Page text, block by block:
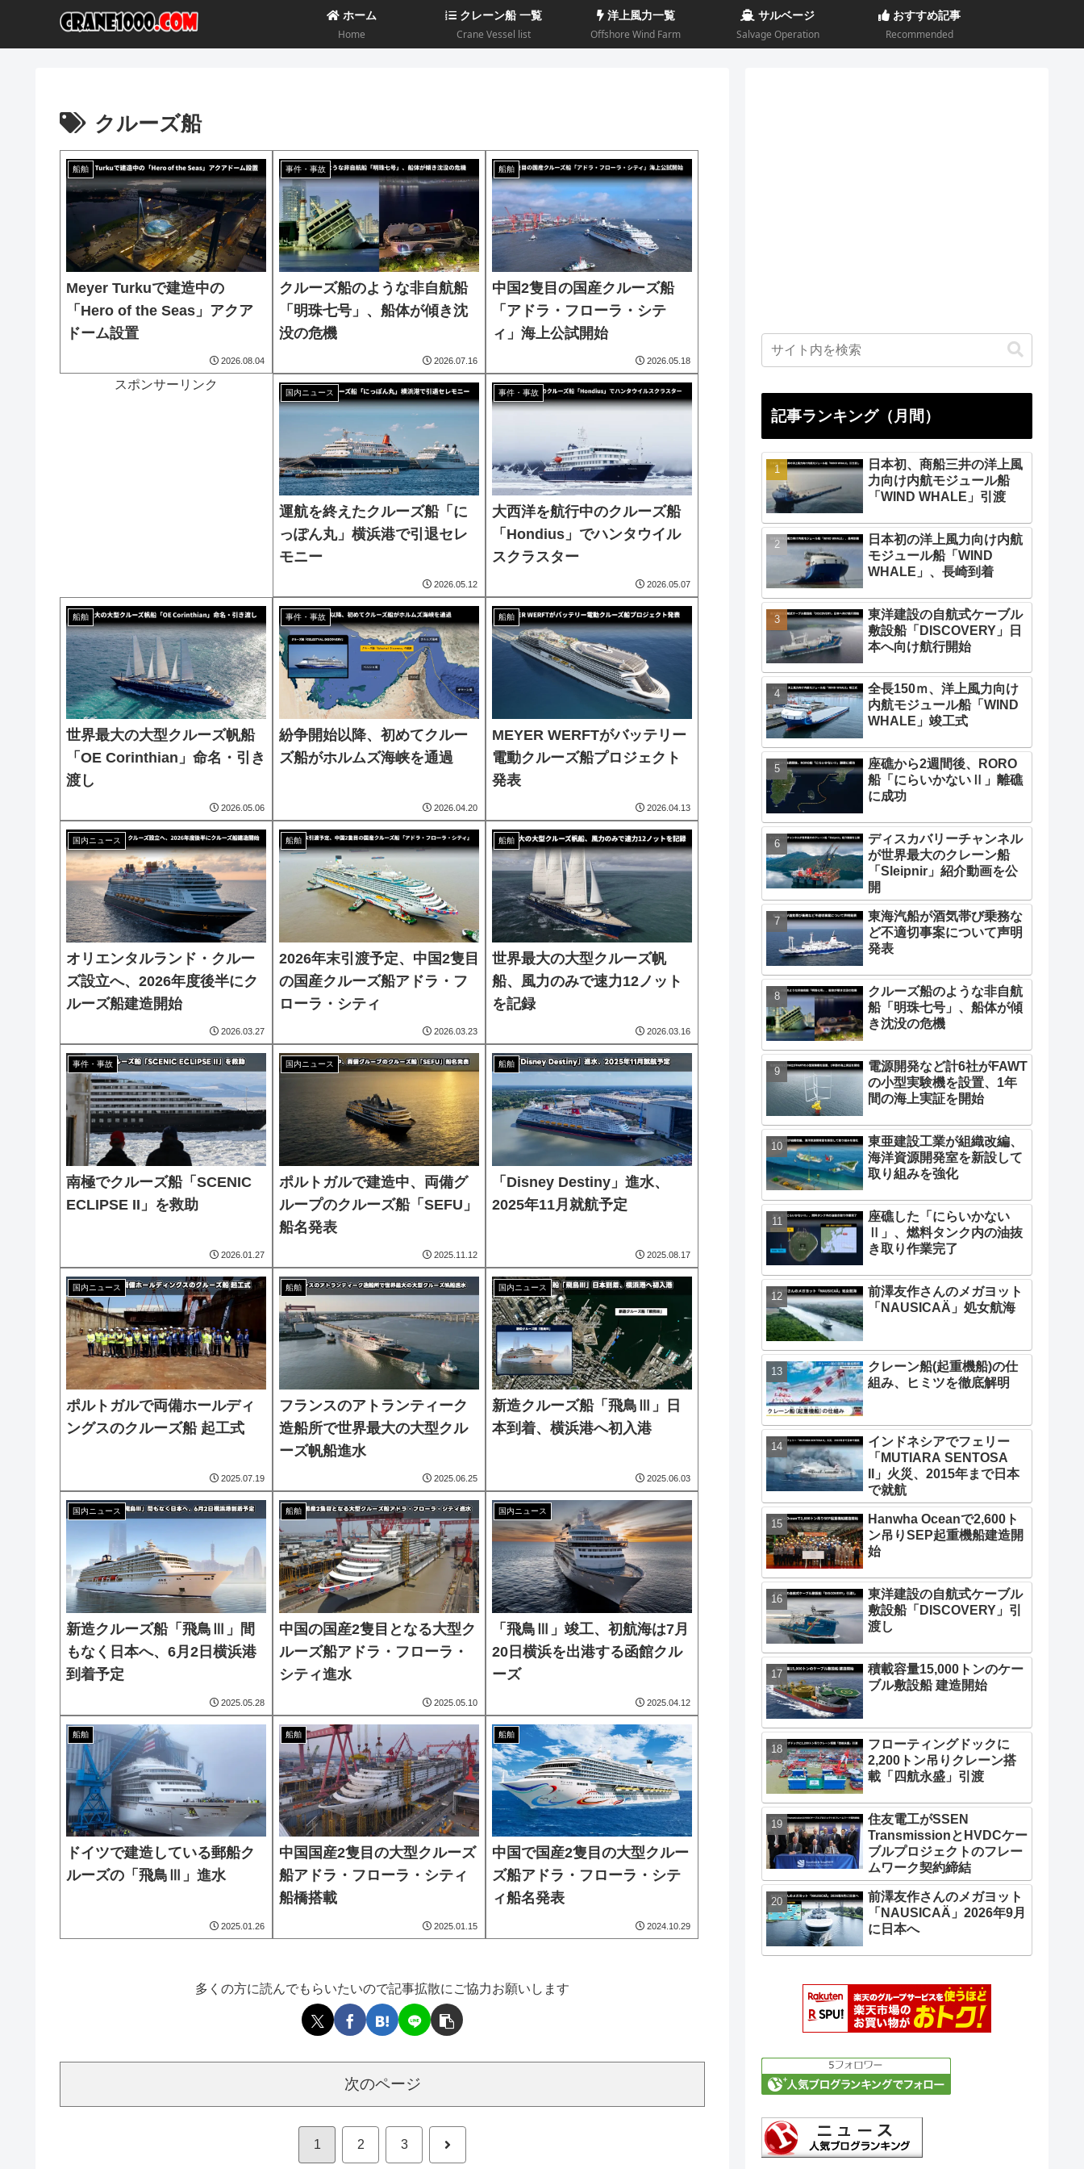
ホーム
Home
クレーン船 一覧
Crane Vessel list
洋上風力一覧
Offshore Wind Farm
サルベージ
Salvage Operation
おすすめ記事
Recommended
クルーズ船
船舶
Meyer Turkuで建造中の
「Hero of the Seas」アクア
ドーム設置
2026.08.04
事件・事故
クルーズ船のような非自航船
「明珠七号」、船体が傾き沈
没の危機
2026.07.16
船舶
中国2隻目の国産クルーズ船
「アドラ・フローラ・シテ
ィ」海上公試開始
2026.05.18
スポンサーリンク
国内ニュース
運航を終えたクルーズ船「に
っぽん丸」横浜港で引退セレ
モニー
2026.05.12
事件・事故
大西洋を航行中のクルーズ船
「Hondius」でハンタウイル
スクラスター
2026.05.07
船舶
世界最大の大型クルーズ帆船
「OE Corinthian」命名・引き
渡し
2026.05.06
事件・事故
紛争開始以降、初めてクルー
ズ船がホルムズ海峡を通過
2026.04.20
船舶
MEYER WERFTがバッテリー
電動クルーズ船プロジェクト
発表
2026.04.13
国内ニュース
オリエンタルランド・クルー
ズ設立へ、2026年度後半にク
ルーズ船建造開始
2026.03.27
船舶
2026年末引渡予定、中国2隻目
の国産クルーズ船アドラ・フ
ローラ・シティ
2026.03.23
船舶
世界最大の大型クルーズ帆
船、風力のみで速力12ノット
を記録
2026.03.16
事件・事故
南極でクルーズ船「SCENIC
ECLIPSE II」を救助
2026.01.27
国内ニュース
ポルトガルで建造中、両備グ
ループのクルーズ船「SEFU」
船名発表
2025.11.12
船舶
「Disney Destiny」進水、
2025年11月就航予定
2025.08.17
国内ニュース
ポルトガルで両備ホールディ
ングスのクルーズ船 起工式
2025.07.19
船舶
フランスのアトランティーク
造船所で世界最大の大型クル
ーズ帆船進水
2025.06.25
国内ニュース
新造クルーズ船「飛鳥Ⅲ」日
本到着、横浜港へ初入港
2025.06.03
国内ニュース
新造クルーズ船「飛鳥Ⅲ」間
もなく日本へ、6月2日横浜港
到着予定
2025.05.28
船舶
中国の国産2隻目となる大型ク
ルーズ船アドラ・フローラ・
シティ進水
2025.05.10
国内ニュース
「飛鳥Ⅲ」竣工、初航海は7月
20日横浜を出港する函館クル
ーズ
2025.04.12
船舶
ドイツで建造している郵船ク
ルーズの「飛鳥Ⅲ」進水
2025.01.26
船舶
中国国産2隻目の大型クルーズ
船アドラ・フローラ・シティ
船橋搭載
2025.01.15
船舶
中国で国産2隻目の大型クルー
ズ船アドラ・フローラ・シテ
ィ船名発表
2024.10.29
多くの方に読んでもらいたいので記事拡散にご協力お願いします
次のページ
1 2 3 次
記事ランキング（月間）
日本初、商船三井の洋上風
力向け内航モジュール船
「WIND WHALE」引渡
日本初の洋上風力向け内航
モジュール船「WIND
WHALE」、長崎到着
東洋建設の自航式ケーブル
敷設船「DISCOVERY」日
本へ向け航行開始
全長150ｍ、洋上風力向け
内航モジュール船「WIND
WHALE」竣工式
座礁から2週間後、RORO
船「にらいかないⅡ」離礁
に成功
ディスカバリーチャンネル
が世界最大のクレーン船
「Sleipnir」紹介動画を公
開
東海汽船が酒気帯び乗務な
ど不適切事案について声明
発表
クルーズ船のような非自航
船「明珠七号」、船体が傾
き沈没の危機
電源開発など計6社がFAWT
の小型実験機を設置、1年
間の海上実証を開始
東亜建設工業が組織改編、
海洋資源開発室を新設して
取り組みを強化
座礁した「にらいかない
Ⅱ」、燃料タンク内の油抜
き取り作業完了
前澤友作さんのメガヨット
「NAUSICAÄ」処女航海
クレーン船(起重機船)の仕
組み、ヒミツを徹底解明
インドネシアでフェリー
「MUTIARA SENTOSA
II」火災、2015年まで日本
で就航
Hanwha Oceanで2,600ト
ン吊りSEP起重機船建造開
始
東洋建設の自航式ケーブル
敷設船「DISCOVERY」引
渡し
積載容量15,000トンのケー
ブル敷設船 建造開始
フローティングドックに
2,200トン吊りクレーン搭
載「四航永盛」引渡
住友電工がSSEN
TransmissionとHVDCケー
ブルプロジェクトのフレー
ムワーク契約締結
前澤友作さんのメガヨット
「NAUSICAÄ」2026年9月
に日本へ